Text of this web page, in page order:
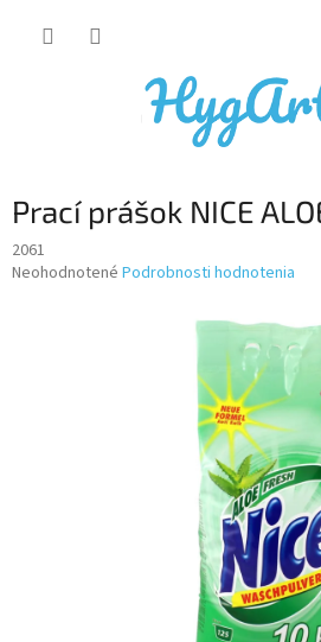
Prací prášok NICE
2061
Priemerné
Neohodnotené Podrobnosti hodnotenia